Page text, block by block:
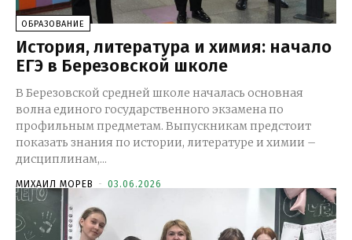
ОБРАЗОВАНИЕ
История, литература и химия: начало
ЕГЭ в Березовской школе
В Березовской средней школе началась основная
волна единого государственного экзамена по
профильным предметам. Выпускникам предстоит
показать знания по истории, литературе и химии –
дисциплинам,...
МИХАИЛ МОРЕВ - 03.06.2026